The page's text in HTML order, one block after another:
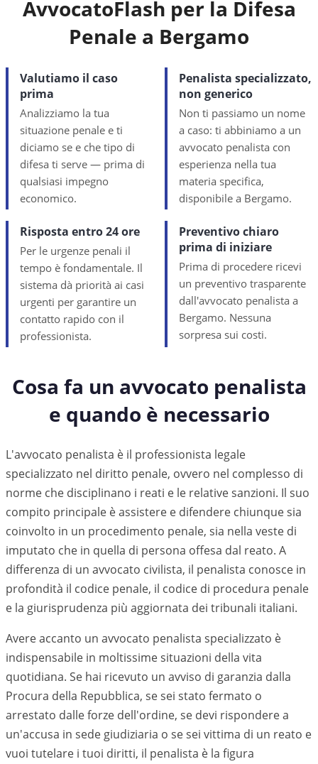
AvvocatoFlash per la Difesa
Penale a Bergamo
Valutiamo il caso
prima
Analizziamo la tua
situazione penale e ti
diciamo se e che tipo di
difesa ti serve — prima di
qualsiasi impegno
economico.
Penalista specializzato,
non generico
Non ti passiamo un nome
a caso: ti abbiniamo a un
avvocato penalista con
esperienza nella tua
materia specifica,
disponibile a Bergamo.
Risposta entro 24 ore
Per le urgenze penali il
tempo è fondamentale. Il
sistema dà priorità ai casi
urgenti per garantire un
contatto rapido con il
professionista.
Preventivo chiaro
prima di iniziare
Prima di procedere ricevi
un preventivo trasparente
dall'avvocato penalista a
Bergamo. Nessuna
sorpresa sui costi.
Cosa fa un avvocato penalista
e quando è necessario
L'avvocato penalista è il professionista legale
specializzato nel diritto penale, ovvero nel complesso di
norme che disciplinano i reati e le relative sanzioni. Il suo
compito principale è assistere e difendere chiunque sia
coinvolto in un procedimento penale, sia nella veste di
imputato che in quella di persona offesa dal reato. A
differenza di un avvocato civilista, il penalista conosce in
profondità il codice penale, il codice di procedura penale
e la giurisprudenza più aggiornata dei tribunali italiani.
Avere accanto un avvocato penalista specializzato è
indispensabile in moltissime situazioni della vita
quotidiana. Se hai ricevuto un avviso di garanzia dalla
Procura della Repubblica, se sei stato fermato o
arrestato dalle forze dell'ordine, se devi rispondere a
un'accusa in sede giudiziaria o se sei vittima di un reato e
vuoi tutelare i tuoi diritti, il penalista è la figura